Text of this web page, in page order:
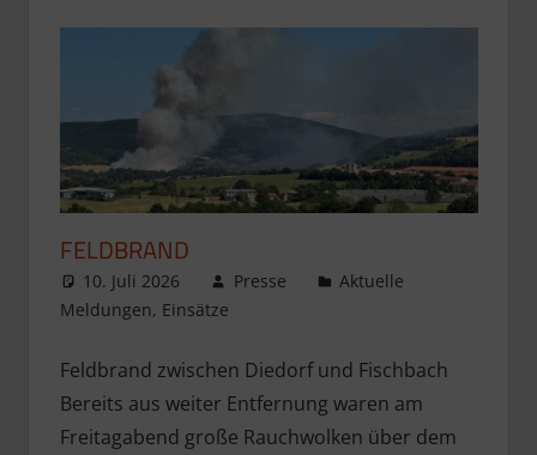
FELDBRAND
10. Juli 2026 Presse
Aktuelle
Meldungen, Einsätze
Feldbrand zwischen Diedorf und Fischbach
Bereits aus weiter Entfernung waren am
Freitagabend große Rauchwolken über dem